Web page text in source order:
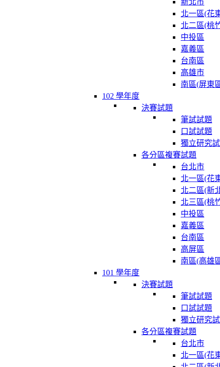
新北市
北一區(花
北二區(桃
中投區
嘉義區
台南區
高雄市
南區(屏東
102 學年度
決賽試題
筆試試題
口試試題
獨立研究
各分區複賽試題
台北市
北一區(花
北二區(新
北三區(桃
中投區
嘉義區
台南區
高屏區
南區(高雄
101 學年度
決賽試題
筆試試題
口試試題
獨立研究
各分區複賽試題
台北市
北一區(花